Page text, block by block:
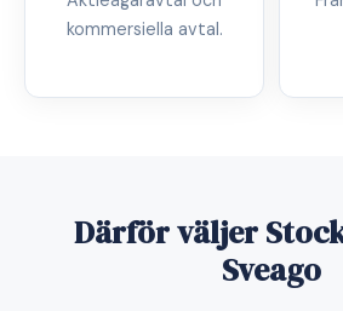
kommersiella avtal.
Därför väljer
Sveago